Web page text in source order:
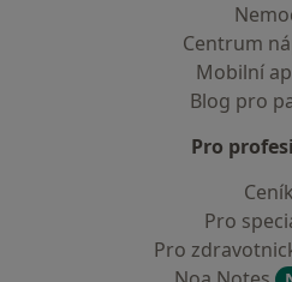
Centrum
Mobilní
Blog pro
Pro
Ceník
Pro
Pro